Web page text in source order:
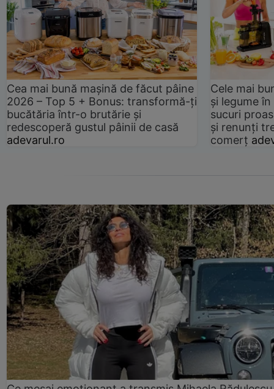
Cea mai bună mașină de făcut pâine
2026 – Top 5 + Bonus: transformă-ți
bucătăria într-o brutărie și
redescoperă gustul pâinii de casă
adevarul.ro
Cele mai
și legume
sucuri
și renunți
comerț